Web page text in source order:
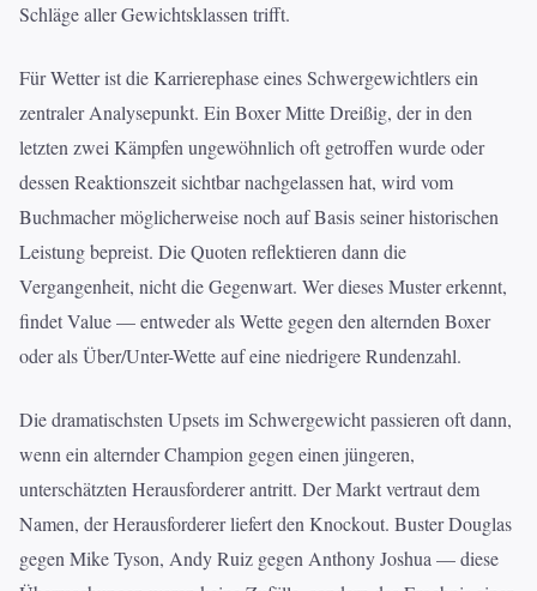
Schläge aller Gewichtsklassen trifft.
Für Wetter ist die Karrierephase eines Schwergewichtlers ein
zentraler Analysepunkt. Ein Boxer Mitte Dreißig, der in den
letzten zwei Kämpfen ungewöhnlich oft getroffen wurde oder
dessen Reaktionszeit sichtbar nachgelassen hat, wird vom
Buchmacher möglicherweise noch auf Basis seiner historischen
Leistung bepreist. Die Quoten reflektieren dann die
Vergangenheit, nicht die Gegenwart. Wer dieses Muster erkennt,
findet Value — entweder als Wette gegen den alternden Boxer
oder als Über/Unter-Wette auf eine niedrigere Rundenzahl.
Die dramatischsten Upsets im Schwergewicht passieren oft dann,
wenn ein alternder Champion gegen einen jüngeren,
unterschätzten Herausforderer antritt. Der Markt vertraut dem
Namen, der Herausforderer liefert den Knockout. Buster Douglas
gegen Mike Tyson, Andy Ruiz gegen Anthony Joshua — diese